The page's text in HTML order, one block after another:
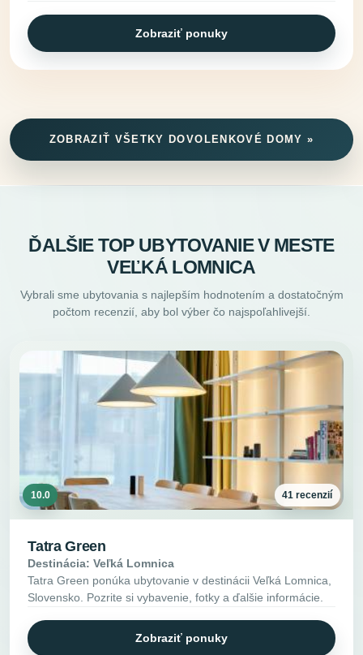
Zobraziť ponuky
ZOBRAZIŤ VŠETKY DOVOLENKOVÉ DOMY »
ĎALŠIE TOP UBYTOVANIE V MESTE
VEĽKÁ LOMNICA
Vybrali sme ubytovania s najlepším hodnotením a dostatočným
počtom recenzií, aby bol výber čo najspoľahlivejší.
10.0 41 recenzií
Tatra Green
Destinácia: Veľká Lomnica
Tatra Green ponúka ubytovanie v destinácii Veľká Lomnica,
Slovensko. Pozrite si vybavenie, fotky a ďalšie informácie.
Zobraziť ponuky